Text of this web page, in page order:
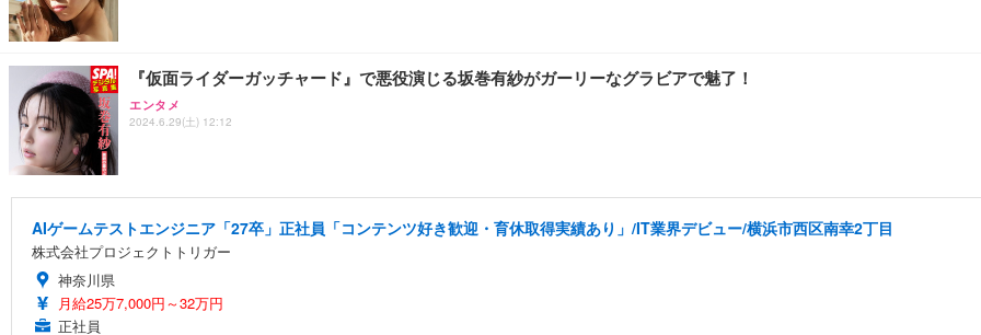
『仮面ライダーガッチャード』で悪役演じる坂巻有紗がガーリーなグラビアで魅了！
エンタメ
2024.6.29(土) 12:12
AIゲームテストエンジニア「27卒」正社員「コンテンツ好き歓迎・育休取得実績あり」/IT業界デビュー/横浜市西区南幸2丁目
株式会社プロジェクトトリガー
神奈川県
月給25万7,000円～32万円
正社員